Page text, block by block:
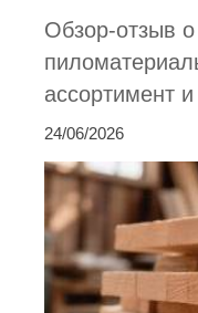
Обзор-отзыв
ассортимент
24/06/2026